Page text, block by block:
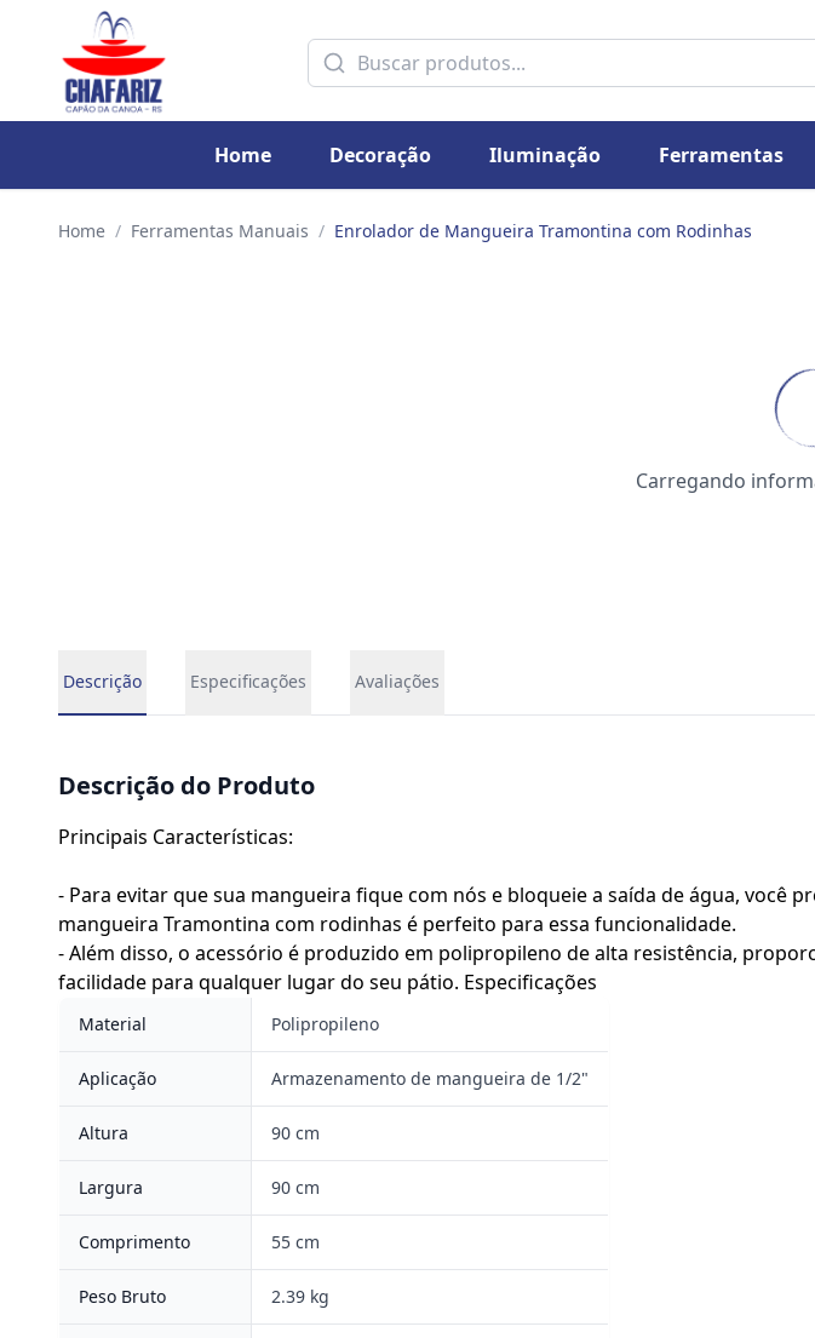
Home Decoração Iluminação Ferramentas
Home / Ferramentas Manuais / Enrolador de Mangueira Tramontina com Rodinhas
Carregando
Descrição Especificações Avaliações
Descrição do Produto
Principais Características:
- Para evitar que sua mangueira fique com nós e bloqueie a saída de água,
mangueira Tramontina com rodinhas é perfeito para essa funcionalidade.
- Além disso, o acessório é produzido em polipropileno de alta resistência,
facilidade para qualquer lugar do seu pátio. Especificações
Material Polipropileno
Aplicação Armazenamento de mangueira de 1/2"
Altura 90 cm
Largura 90 cm
Comprimento 55 cm
Peso Bruto 2.39 kg